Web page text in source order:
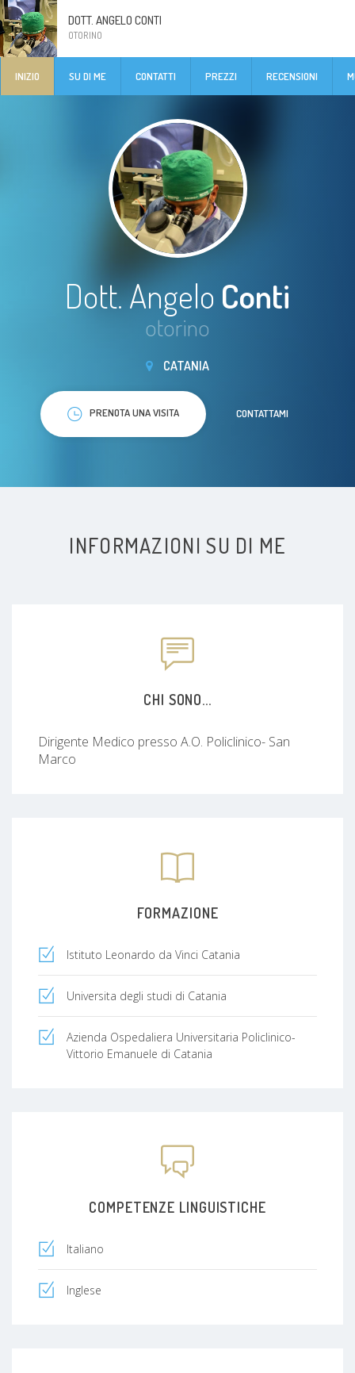
DOTT. ANGELO CONTI
OTORINO
INIZIO SU DI ME CONTATTI PREZZI RECENSIONI
Dott. Angelo Conti
otorino
CATANIA
PRENOTA UNA VISITA CONTATTAMI
INFORMAZIONI SU DI ME
CHI SONO...
Dirigente Medico presso A.O. Policlinico- San
Marco
FORMAZIONE
Istituto Leonardo da Vinci Catania
Universita degli studi di Catania
Azienda Ospedaliera Universitaria Policlinico-
Vittorio Emanuele di Catania
COMPETENZE LINGUISTICHE
Italiano
Inglese